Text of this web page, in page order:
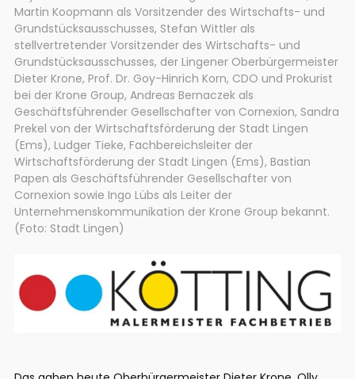
Martin Koopmann als Vorsitzender des Wirtschafts- und
Grundstücksausschusses, Stefan Wittler als
stellvertretender Vorsitzender des Wirtschafts- und
Grundstücksausschusses, der Lingener Oberbürgermeister
Dieter Krone, Prof. Dr. Goy-Hinrich Korn, CDO und Prokurist
bei der Krone Group, Andreas Bernaczek als
Geschäftsführender Gesellschafter von Cornexion, Sandra
Prekel von der Wirtschaftsförderung der Stadt Lingen
(Ems), Ludger Tieke, Fachbereichsleiter der
Wirtschaftsförderung der Stadt Lingen (Ems), Bastian
Papen als Geschäftsführender Gesellschafter von
Cornexion sowie Ingo Lübs als Leiter der
Unternehmenskommunikation der Krone Group bekannt.
(Foto: Stadt Lingen)